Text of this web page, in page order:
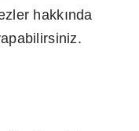
hakkında